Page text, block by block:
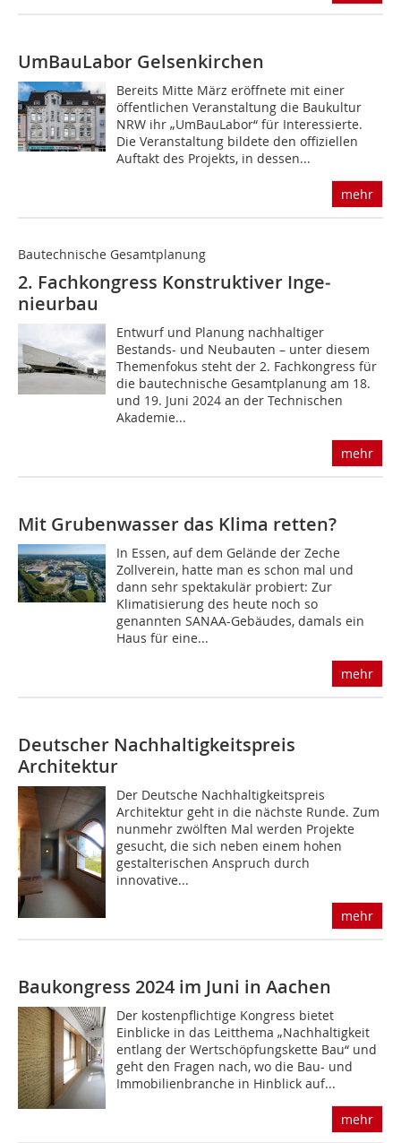
UmBauLabor Gelsenkirchen
Bereits Mitte März eröffnete mit einer
öffentlichen Veranstaltung die Baukultur
NRW ihr „UmBauLabor“ für Interessierte.
Die Veranstaltung bildete den offiziellen
Auftakt des Projekts, in dessen...
mehr
Bautechnische Gesamtplanung
2. Fachkongress Konstruktiver Inge­
nieurbau
Entwurf und Planung nachhaltiger
Bestands- und Neubauten – unter diesem
Themenfokus steht der 2. Fachkongress für
die bautechnische Gesamtplanung am 18.
und 19. Juni 2024 an der Technischen
Akademie...
mehr
Mit Grubenwasser das Klima retten?
In Essen, auf dem Gelände der Zeche
Zollverein, hatte man es schon mal und
dann sehr spektakulär probiert: Zur
Klimatisierung des heute noch so
genannten SANAA-Gebäudes, damals ein
Haus für eine...
mehr
Deutscher Nachhaltigkeitspreis
Architektur
Der Deutsche Nachhaltigkeitspreis
Architektur geht in die nächste Runde. Zum
nunmehr zwölften Mal werden Projekte
gesucht, die sich neben einem hohen
gestalterischen Anspruch durch
innovative...
mehr
Baukongress 2024 im Juni in Aachen
Der kostenpflichtige Kongress bietet
Einblicke in das Leitthema „Nachhaltigkeit
entlang der Wertschöpfungskette Bau“ und
geht den Fragen nach, wo die Bau- und
Immobilienbranche in Hinblick auf...
mehr